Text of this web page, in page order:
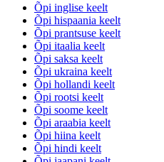
Õpi inglise keelt
Õpi hispaania keelt
Õpi prantsuse keelt
Õpi itaalia keelt
Õpi saksa keelt
Õpi ukraina keelt
Õpi hollandi keelt
Õpi rootsi keelt
Õpi soome keelt
Õpi araabia keelt
Õpi hiina keelt
Õpi hindi keelt